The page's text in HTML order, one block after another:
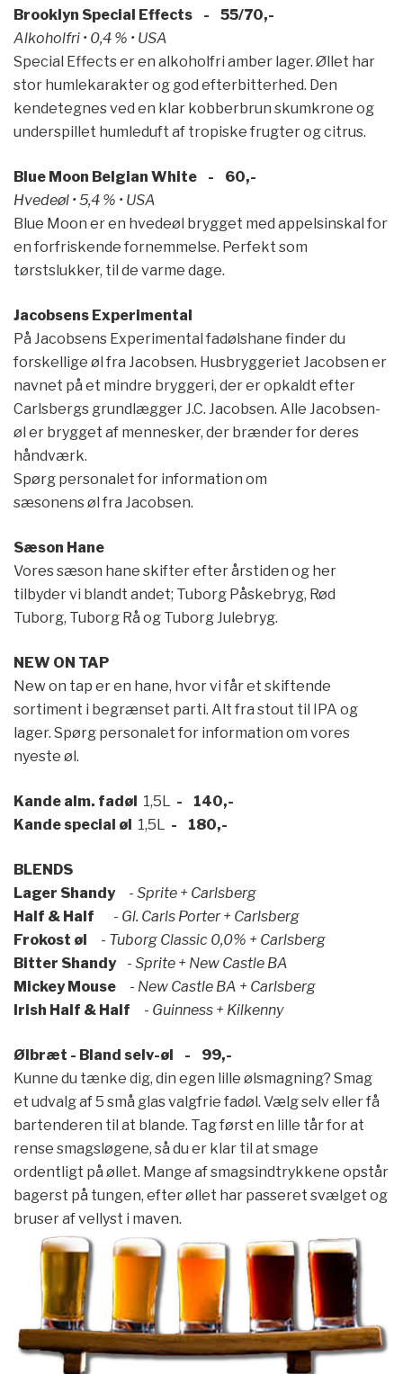
Brooklyn Special Effects - 55/70,-
Alkoholfri • 0,4 % • USA
Special Effects er en alkoholfri amber lager. Øllet har
stor humlekarakter og god efterbitterhed. Den
kendetegnes ved en klar kobberbrun skumkrone og
underspillet humleduft af tropiske frugter og citrus.
Blue Moon Belgian White - 60,-
Hvedeøl • 5,4 % • USA
Blue Moon er en hvedeøl brygget med appelsinskal for
en forfriskende fornemmelse. Perfekt som
tørstslukker, til de varme dage.
Jacobsens Experimental
På Jacobsens Experimental fadølshane finder du
forskellige øl fra Jacobsen. Husbryggeriet Jacobsen er
navnet på et mindre bryggeri, der er opkaldt efter
Carlsbergs grundlægger J.C. Jacobsen. Alle Jacobsen-
øl er brygget af mennesker, der brænder for deres
håndværk.
Spørg personalet for information om
sæsonens øl fra Jacobsen.
Sæson Hane
Vores sæson hane skifter efter årstiden og her
tilbyder vi blandt andet; Tuborg Påskebryg, Rød
Tuborg, Tuborg Rå og Tuborg Julebryg.
NEW ON TAP
New on tap er en hane, hvor vi får et skiftende
sortiment i begrænset parti. Alt fra stout til IPA og
lager. Spørg personalet for information om vores
nyeste øl.
Kande alm. fadøl 1,5L
- 140,-
Kande special øl 1,5L - 180,-
BLENDS
Lager Shandy - Sprite + Carlsberg
Half & Half - Gl. Carls Porter + Carlsberg
Frokost øl - Tuborg Classic 0,0% + Carlsberg
Bitter Shandy - Sprite + New Castle BA
Mickey Mouse - New Castle BA + Carlsberg
Irish Half & Half - Guinness + Kilkenny
Ølbræt - Bland selv-øl - 99,-
Kunne du tænke dig, din egen lille ølsmagning? Smag
et udvalg af 5 små glas valgfrie fadøl. Vælg selv eller få
bartenderen til at blande. Tag først en lille tår for at
rense smagsløgene, så du er klar til at smage
ordentligt på øllet. Mange af smagsindtrykkene opstår
bagerst på tungen, efter øllet har passeret svælget og
bruser af vellyst i maven.